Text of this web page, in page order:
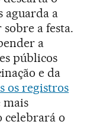
aguarda a
a festa.
a
públicos
e da
os registros
mais
celebrará o